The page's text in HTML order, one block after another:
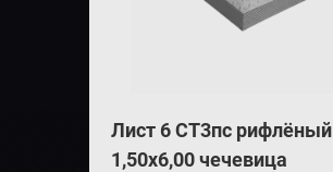
Лист 6 СТ3пс рифлёный
1,50х6,00 чечевица